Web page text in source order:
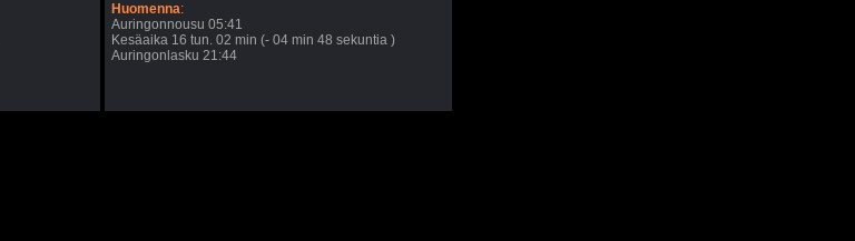
Huomenna:
Auringonnousu 05:41
Kesäaika 16 tun. 02 min (- 04 min 48 sekuntia )
Auringonlasku 21:44